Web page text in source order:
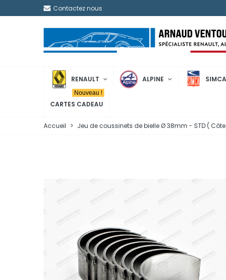
Contactez nous
RENAULT ALPINE SIMCA
CARTES CADEAU
Nouveau !
Accueil > Jeu de coussinets de bielle Ø 38mm - STD (